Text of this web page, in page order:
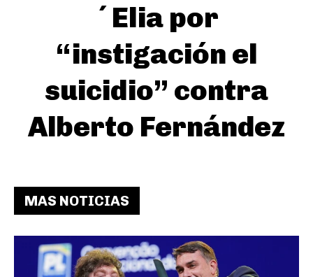
´Elia por
“instigación el
suicidio” contra
Alberto Fernández
MAS NOTICIAS